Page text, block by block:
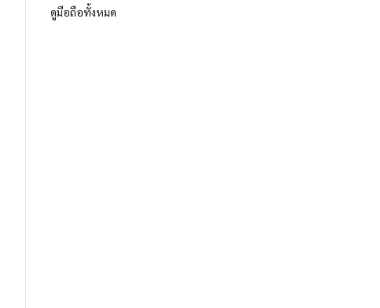
ดูมือถือทั้งหมด